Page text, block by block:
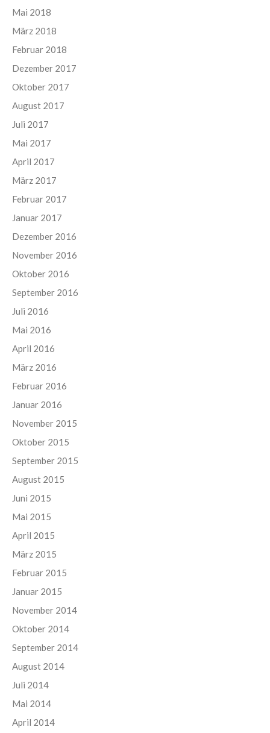
Mai 2018
März 2018
Februar 2018
Dezember 2017
Oktober 2017
August 2017
Juli 2017
Mai 2017
April 2017
März 2017
Februar 2017
Januar 2017
Dezember 2016
November 2016
Oktober 2016
September 2016
Juli 2016
Mai 2016
April 2016
März 2016
Februar 2016
Januar 2016
November 2015
Oktober 2015
September 2015
August 2015
Juni 2015
Mai 2015
April 2015
März 2015
Februar 2015
Januar 2015
November 2014
Oktober 2014
September 2014
August 2014
Juli 2014
Mai 2014
April 2014